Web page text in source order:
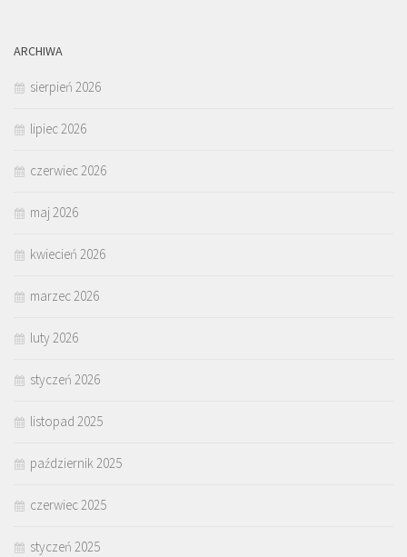
ARCHIWA
sierpień 2026
lipiec 2026
czerwiec 2026
maj 2026
kwiecień 2026
marzec 2026
luty 2026
styczeń 2026
listopad 2025
październik 2025
czerwiec 2025
styczeń 2025